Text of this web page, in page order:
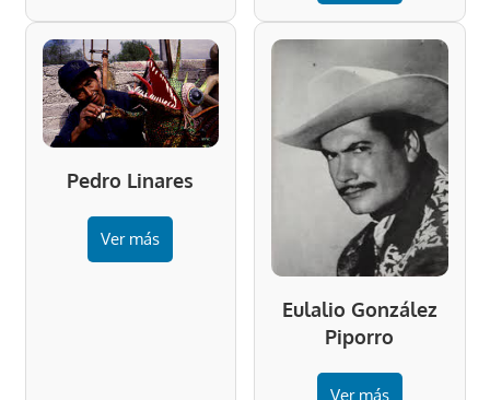
Pedro Linares
Ver más
Eulalio González
Piporro
Ver más